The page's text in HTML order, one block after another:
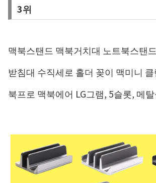
3위
맥북스탠드 맥북거치대 노트북스탠
받침대 수직세로 홀더 꽂이 맥미니
북프로 맥북에어 LG그램, 5슬롯, 메